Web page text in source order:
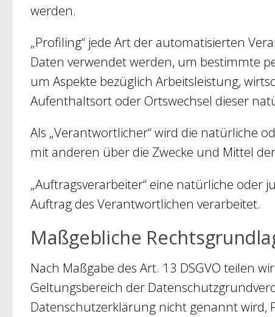
werden.
„Profiling“ jede Art der automatisierten
Daten verwendet werden, um bestimmte
um Aspekte bezüglich Arbeitsleistung,
Aufenthaltsort oder Ortswechsel dieser
Als „Verantwortlicher“ wird die natürliche
mit anderen über die Zwecke und Mittel
„Auftragsverarbeiter“ eine natürliche oder
Auftrag des Verantwortlichen verarbeitet.
Maßgebliche
Nach Maßgabe des Art. 13 DSGVO teilen
Geltungsbereich der
Datenschutzerklärung nicht genannt wird,